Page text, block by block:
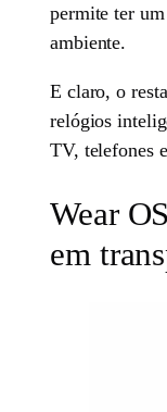
permite ter
ambiente.
E claro, o
relógios
TV, telefones
Wear
em